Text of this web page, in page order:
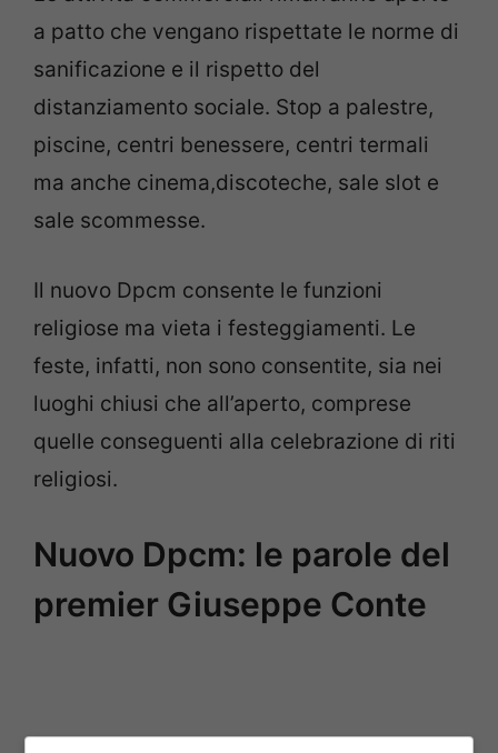
a patto che vengano rispettate le norme di
sanificazione e il rispetto del
distanziamento sociale. Stop a palestre,
piscine, centri benessere, centri termali
ma anche cinema,discoteche, sale slot e
sale scommesse.
Il nuovo Dpcm consente le funzioni
religiose ma vieta i festeggiamenti. Le
feste, infatti, non sono consentite, sia nei
luoghi chiusi che all’aperto, comprese
quelle conseguenti alla celebrazione di riti
religiosi.
Nuovo Dpcm: le parole del
premier Giuseppe Conte